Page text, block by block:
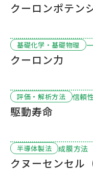
クーロンポテン
基礎化学・基礎物理
クーロン力
評価・解析方法 信頼
駆動寿命
半導体製法 成膜方法
クヌーセンセル